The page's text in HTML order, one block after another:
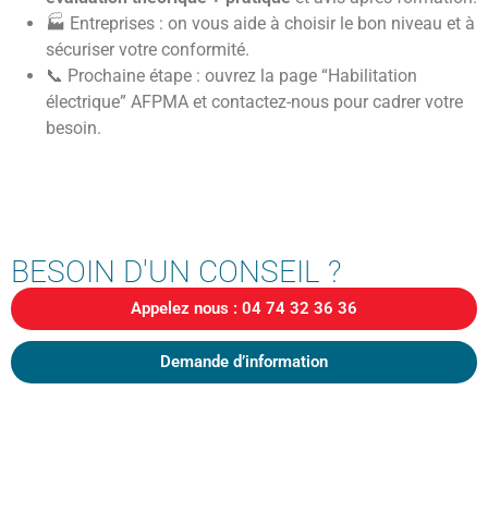
🏭 Entreprises : on vous aide à choisir le bon niveau et à
sécuriser votre conformité.
📞 Prochaine étape : ouvrez la page “Habilitation
électrique” AFPMA et contactez-nous pour cadrer votre
besoin.
BESOIN D'UN CONSEIL ?
Appelez nous : 04 74 32 36 36
Demande d’information